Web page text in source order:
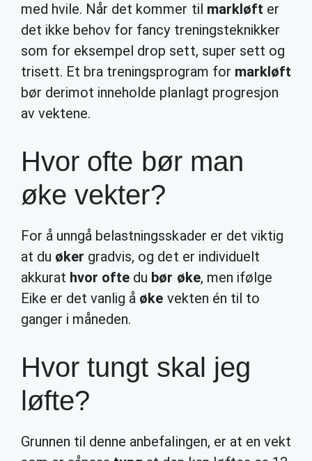
med hvile. Når det kommer til markløft er
det ikke behov for fancy treningsteknikker
som for eksempel drop sett, super sett og
trisett. Et bra treningsprogram for markløft
bør derimot inneholde planlagt progresjon
av vektene.
Hvor ofte bør man
øke vekter?
For å unngå belastningsskader er det viktig
at du øker gradvis, og det er individuelt
akkurat hvor ofte du bør øke, men ifølge
Eike er det vanlig å øke vekten én til to
ganger i måneden.
Hvor tungt skal jeg
løfte?
Grunnen til denne anbefalingen, er at en vekt